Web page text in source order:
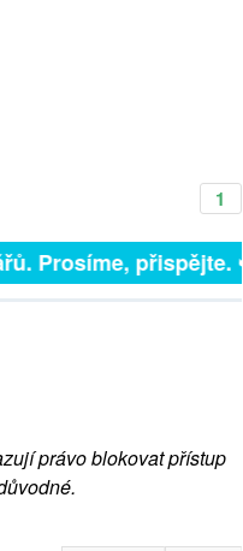
1
Prosíme, přispějte. ➥
právo blokovat přístup